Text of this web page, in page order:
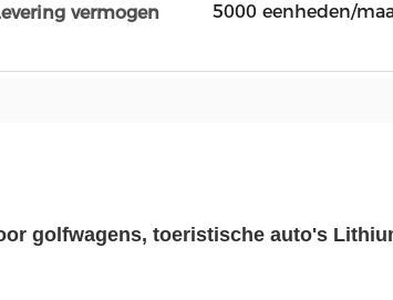
vermogen 5000 eenheden/
golfwagens, toeristische auto's